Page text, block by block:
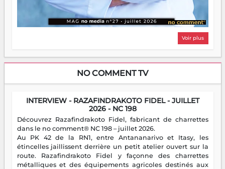
Voir plus
NO COMMENT TV
INTERVIEW - RAZAFINDRAKOTO FIDEL - JUILLET
2026 - NC 198
Découvrez Razafindrakoto Fidel, fabricant de charrettes
dans le no comment® NC 198 – juillet 2026.
Au PK 42 de la RN1, entre Antananarivo et Itasy, les
étincelles jaillissent derrière un petit atelier ouvert sur la
route. Razafindrakoto Fidel y façonne des charrettes
métalliques et des équipements agricoles destinés aux